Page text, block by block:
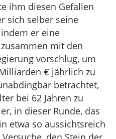
ihm diesen Gefallen
sich selber seine
er eine
mit den
vorschlug, um
€ jährlich zu
betrachtet,
bei 62 Jahren zu
in dieser Runde, das
etwa so aussichtsreich